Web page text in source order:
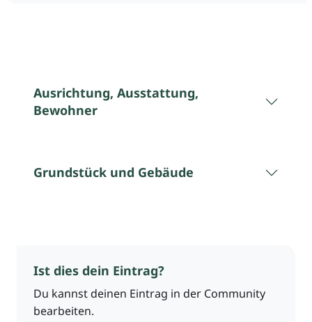
Ausrichtung, Ausstattung,
Bewohner
Grundstück und Gebäude
Ist dies dein Eintrag?
Du kannst deinen Eintrag in der Community
bearbeiten.